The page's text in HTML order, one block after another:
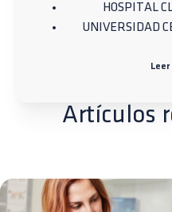
HOSPITAL
UNIVERSIDAD
Leer
Artículos